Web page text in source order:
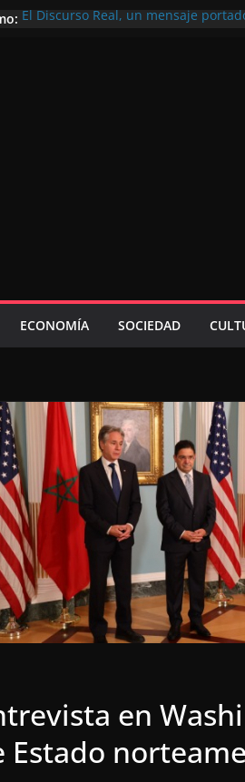
El Discurso Real, un mensaje
Extranjero: al servicio de los
ECONOMÍA SOCIEDAD
en
Estado